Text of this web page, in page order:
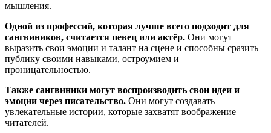
мышления.
Одной из профессий, которая лучше всего подходит для
сангвиников, считается певец или актёр. Они могут
выразить свои эмоции и талант на сцене и способны сразить
публику своими навыками, остроумием и
проницательностью.
Также сангвиники могут воспроизводить свои идеи и
эмоции через писательство. Они могут создавать
увлекательные истории, которые захватят воображение
читателей.